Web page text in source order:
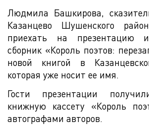
Людмила Башкирова,
Казанцево Шушенского
приехать на презентацию
сборник «Король поэтов:
новой книгой в
которая уже носит ее имя.
Гости презентации
книжную кассету «Король
автографами авторов.